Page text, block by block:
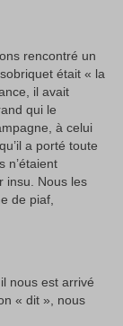
rencontré un
était « la
il avait
qui le
à celui
a porté toute
n’étaient
insu. Nous les
de piaf,
nous est arrivé
« dit », nous